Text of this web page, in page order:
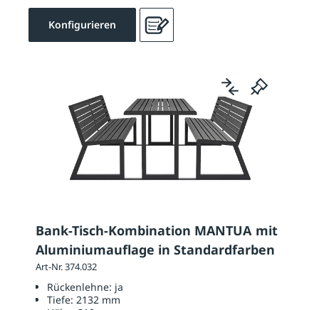
Konfigurieren
Bank-Tisch-Kombination MANTUA mit
Aluminiumauflage in Standardfarben
Art-Nr. 374.032
Rückenlehne: ja
Tiefe: 2132 mm